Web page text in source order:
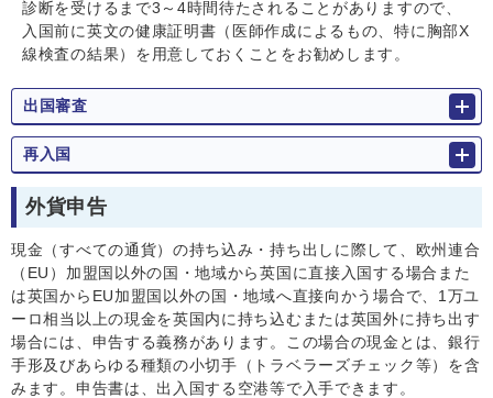
診断を受けるまで3～4時間待たされることがありますので、
入国前に英文の健康証明書（医師作成によるもの、特に胸部X
線検査の結果）を用意しておくことをお勧めします。
出国審査
再入国
外貨申告
現金（すべての通貨）の持ち込み・持ち出しに際して、欧州連合
（EU）加盟国以外の国・地域から英国に直接入国する場合また
は英国からEU加盟国以外の国・地域へ直接向かう場合で、1万ユ
ーロ相当以上の現金を英国内に持ち込むまたは英国外に持ち出す
場合には、申告する義務があります。この場合の現金とは、銀行
手形及びあらゆる種類の小切手（トラベラーズチェック等）を含
みます。申告書は、出入国する空港等で入手できます。